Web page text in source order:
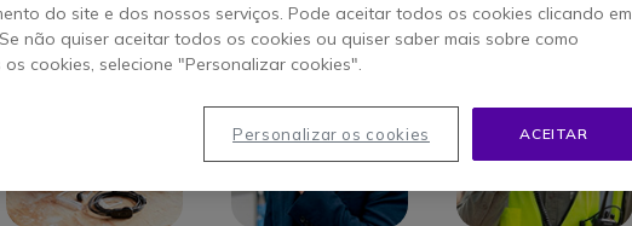
do site e dos nossos serviços. Pode aceitar todos os cookies clicando em
Se não quiser aceitar todos os cookies ou quiser saber mais sobre como
os cookies, selecione "Personalizar cookies".
ACEITAR
Personalizar os cookies